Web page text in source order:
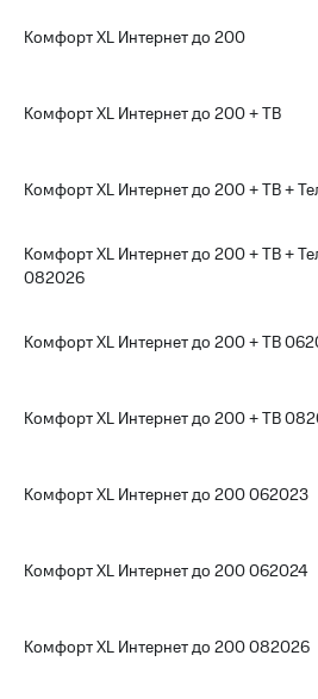
Комфорт XL Интернет до 200
Комфорт XL Интернет до 200 + ТВ
Комфорт XL Интернет до 200 + ТВ +
Комфорт XL Интернет до 200 + ТВ +
082026
Комфорт XL Интернет до 200 + ТВ
Комфорт XL Интернет до 200 + ТВ
Комфорт XL Интернет до 200 062023
Комфорт XL Интернет до 200 062024
Комфорт XL Интернет до 200 082026